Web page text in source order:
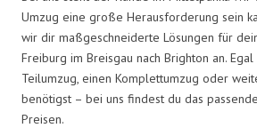
Umzug eine große Herausforderung sein
wir dir maßgeschneiderte Lösungen für
Freiburg im Breisgau nach Brighton an.
Teilumzug, einen Komplettumzug oder
benötigst – bei uns findest du das
Preisen.